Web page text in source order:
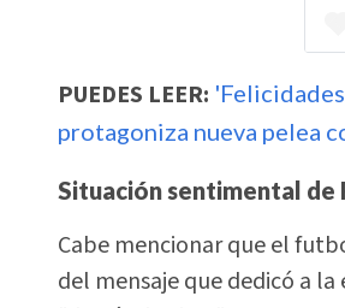
PUEDES LEER:
protagoniza nueva pelea
Situación sentimental
Cabe mencionar que el
del mensaje que dedicó a